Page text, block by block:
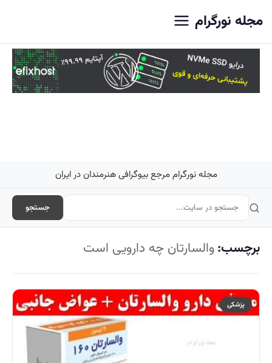
مجله نورگرام
مجله نورگرام مرجع بیوگرافی هنرمندان در ایران
جستجو
برچسب:والسارتان چه دارویی است
پزشکی